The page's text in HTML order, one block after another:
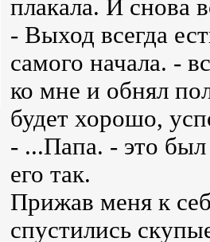
плакала. И снова
- Выход всегда
самого начала. -
ко мне и обнял
будет хорошо,
- ...Папа. - это был
его так.
Прижав меня к
спустились